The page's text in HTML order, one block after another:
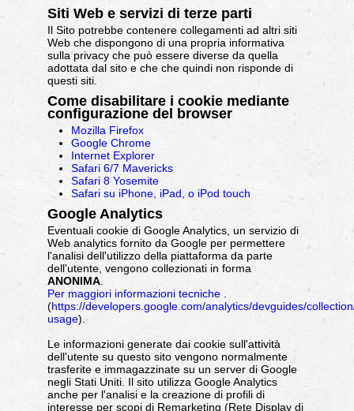
Siti Web e servizi di terze parti
Il Sito potrebbe contenere collegamenti ad altri siti
Web che dispongono di una propria informativa
sulla privacy che può essere diverse da quella
adottata dal sito e che che quindi non risponde di
questi siti.
Come disabilitare i cookie mediante
configurazione del browser
Mozilla Firefox
Google Chrome
Internet Explorer
Safari 6/7 Mavericks
Safari 8 Yosemite
Safari su iPhone, iPad, o iPod touch
Google Analytics
Eventuali cookie di Google Analytics, un servizio di
Web analytics fornito da Google per permettere
l'analisi dell'utilizzo della piattaforma da parte
dell'utente, vengono collezionati in forma
ANONIMA
Per maggiori informazioni tecniche
(https://developers.google.com/analytics/devguides/
usage).
Le informazioni generate dai cookie sull'attività
dell'utente su questo sito vengono normalmente
trasferite e immagazzinate su un server di Google
negli Stati Uniti. Il sito utilizza Google Analytics
anche per l'analisi e la creazione di profili di
interesse per scopi di Remarketing (Rete Display di